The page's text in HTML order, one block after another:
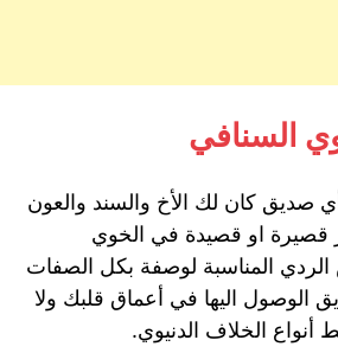
السنافي
صديق كان لك الأخ والسند والعون
قصيرة او قصيدة في الخوي
المناسبة لوصفة بكل الصفات
الوصول اليها في أعماق قلبك ولا
الخلاف الدنيوي.